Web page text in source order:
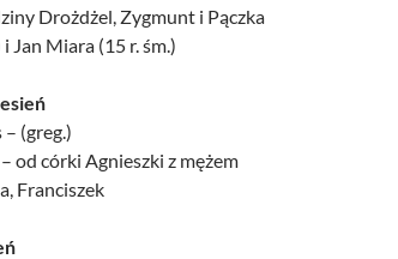
Drożdżel, Zygmunt i Pączka
i Jan Miara (15 r. śm.)
– (greg.)
od córki Agnieszki z mężem
Franciszek